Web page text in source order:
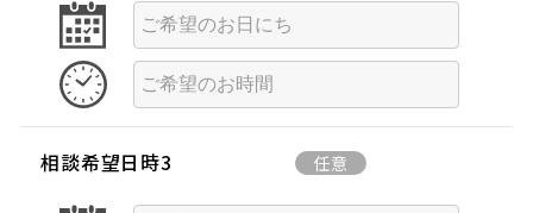
相談希望日時3 任意